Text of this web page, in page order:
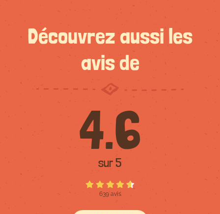
Découvrez aussi les
avis de
4.6
sur 5
639 avis